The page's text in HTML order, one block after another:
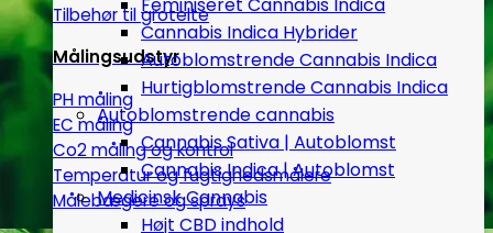
Tilbehør til grotelte
Målingsudstyr
PH måling
EC måling
Co2 måling og kontrol
Temperatur og fugtighedsmålere
Målebægere og sprays
Cannabis Indica Hybrider
Autoblomstrende Cannabis Indica
Hurtigblomstrende Cannabis Indica
Autoblomstrende cannabis
Cannabis Sativa | Autoblomst
Cannabis Indica | Autoblomst
Medicinsk Cannabis
Højt CBD indhold